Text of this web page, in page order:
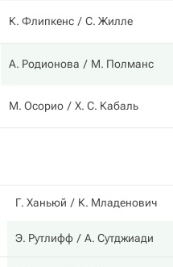
К. Флипкенс С. Жилле
А. Родионова М. Полманс
М. Осорио Х. С. Кабаль
Г. Ханьюй К. Младенович
Э. Рутлифф А. Сутджиади